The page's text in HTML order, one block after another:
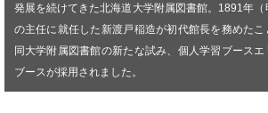
発展を続けてきた北海道大学附属図書館。1891年（
の主任に就任した新渡戸稲造が初代館長を務めた
同大学附属図書館の新たな試み、個人学習ブース
ブースが採用されました。